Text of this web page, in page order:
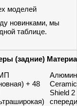
моделей
новинками, мы
таблице.
(задние)
+ 48
Ceramic
Shield 2
спереди